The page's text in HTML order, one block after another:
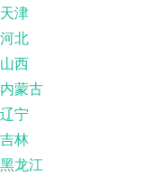
天津
河北
山西
内蒙古
辽宁
吉林
黑龙江